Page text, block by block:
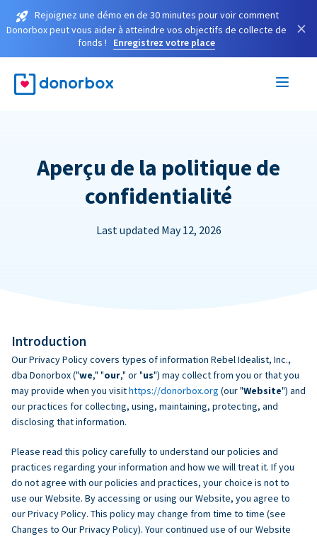
Rejoignez une démo en de 30 minutes pour voir comment
Donorbox peut vous aider à atteindre vos objectifs de collecte de
fonds !
Enregistrez votre place
×
Aperçu de la politique de
confidentialité
Last updated May 12, 2026
Introduction
Our Privacy Policy covers types of information Rebel Idealist, Inc.,
dba Donorbox ("we," "our," or "us") may collect from you or that you
may provide when you visithttps://donorbox.org (our "Website") and
our practices for collecting, using, maintaining, protecting, and
disclosing that information.
Please read this policy carefully to understand our policies and
practices regarding your information and how we will treat it. If you
do not agree with our policies and practices, your choice is not to
use our Website. By accessing or using our Website, you agree to
our Privacy Policy. This policy may change from time to time (see
Changes to Our Privacy Policy). Your continued use of our Website